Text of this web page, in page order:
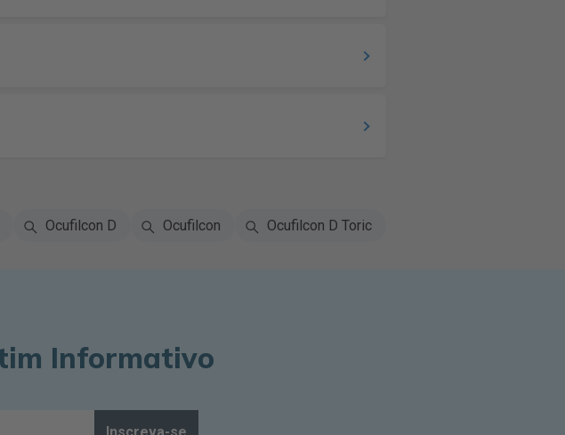
Ocufilcon D Ocufilcon Ocufilcon D Toric
Informativo